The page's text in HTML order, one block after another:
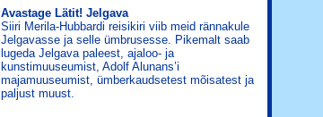
Avastage Lätit! Jelgava
Siiri Merila-Hubbardi reisikiri viib meid rännakule
Jelgavasse ja selle ümbrusesse. Pikemalt saab
lugeda Jelgava paleest, ajaloo- ja
kunstimuuseumist, Adolf Alunans’i
majamuuseumist, ümberkaudsetest mõisatest ja
paljust muust.